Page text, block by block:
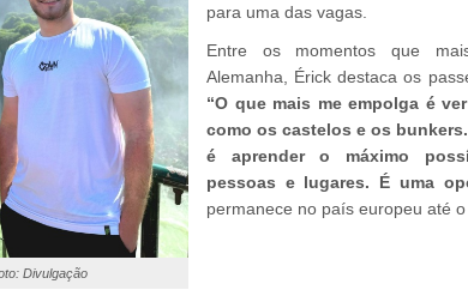
Divulgação
para uma das vagas.
Entre os momentos que
Alemanha, Érick destaca os
“O que mais me empolga é
como os castelos e os
é aprender o máximo
pessoas e lugares. É uma
permanece no país europeu até